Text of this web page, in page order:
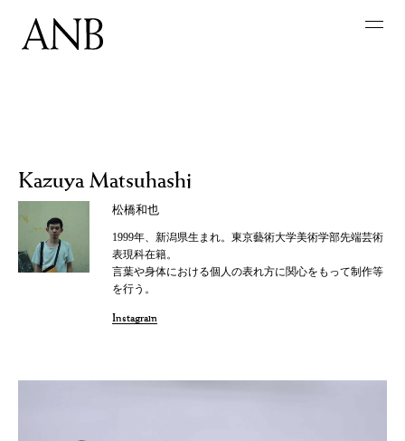
Kazuya Matsuhashi
松橋和也
1999年、新潟県生まれ。東京藝術大学美術学部先端芸術
表現科在籍。
言葉や身体における個人の表れ方に関心をもって制作等
を行う。
Instagram